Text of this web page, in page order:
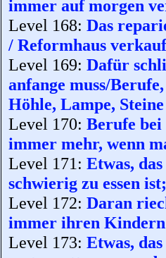
immer auf morgen
Level 168: Das
/ Reformhaus
Level 169: Dafür
anfange muss/
Höhle, Lampe, Steine
Level 170: Berufe bei
immer mehr, wenn
Level 171: Etwas,
schwierig zu essen
Level 172: Daran
immer ihren
Level 173: Etwas,